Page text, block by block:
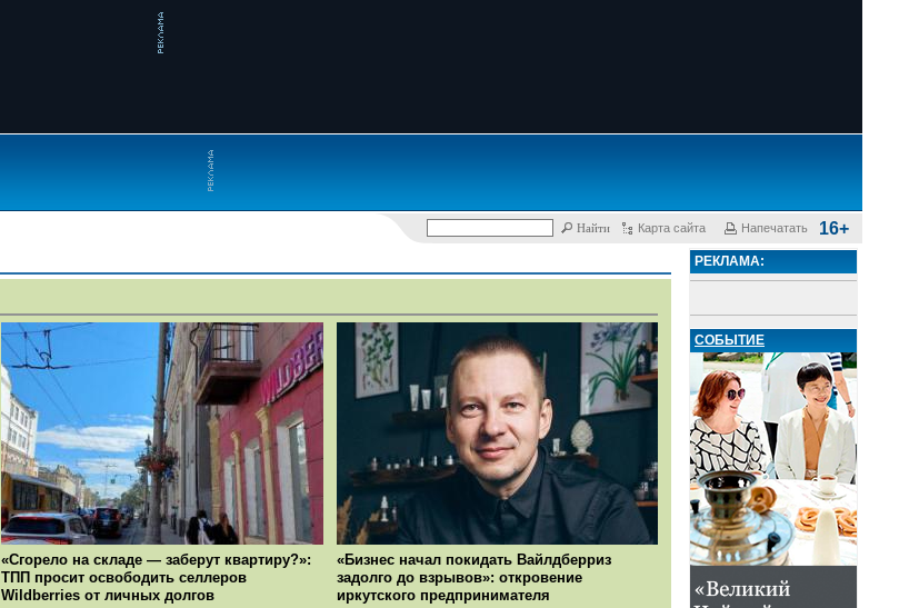
Карта сайта Напечатать 16+
«Сгорело на складе — заберут квартиру?»:
ТПП просит освободить селлеров
Wildberries от личных долгов
«Бизнес начал покидать Вайлдберриз
задолго до взрывов»: откровение
иркутского предпринимателя
РЕКЛАМА:
СОБЫТИЕ